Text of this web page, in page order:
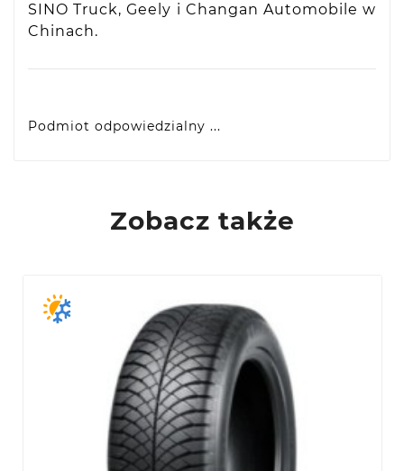
SINO Truck, Geely i Changan Automobile w
Chinach.
Podmiot odpowiedzialny ...
Zobacz także